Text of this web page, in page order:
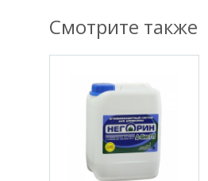
Смотрите также